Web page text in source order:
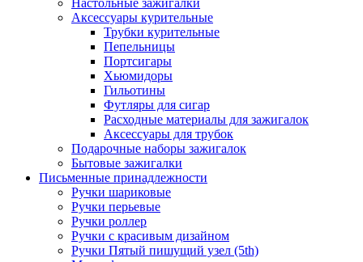
Настольные зажигалки
Аксессуары курительные
Трубки курительные
Пепельницы
Портсигары
Хьюмидоры
Гильотины
Футляры для сигар
Расходные материалы для зажигалок
Аксессуары для трубок
Подарочные наборы зажигалок
Бытовые зажигалки
Письменные принадлежности
Ручки шариковые
Ручки перьевые
Ручки роллер
Ручки с красивым дизайном
Ручки Пятый пишущий узел (5th)